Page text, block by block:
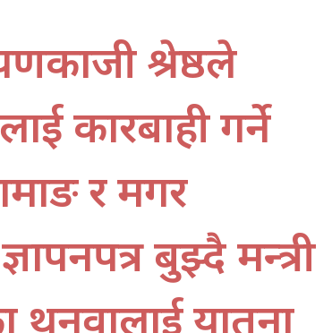
श्रेष्ठले
कारबाही गर्ने
र मगर
बुझ्दै मन्त्री
थुनुवालाई यातना